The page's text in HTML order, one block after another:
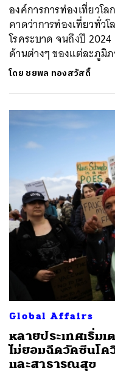
องค์การการท่องเที่ยวโ
คาดว่าการท่องเที่ยวทั่ว
โรคระบาด จนถึงปี
ด้านต่างๆ ของแต่ละภูมิ
โดย ชยพล ทองสวัสดิ์
Global Affairs
หลายประเทศเริ่ม
ไม่ยอมฉีดวัคซีนโค
และสาธารณสุข